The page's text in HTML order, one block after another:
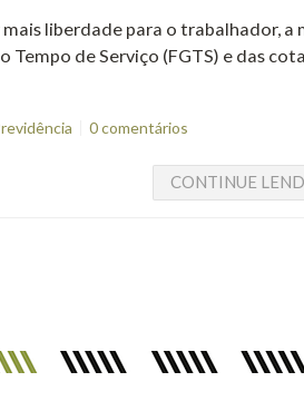
liberdade para o trabalhador, a
de Serviço (FGTS) e das
0 comentários
CONTINUE